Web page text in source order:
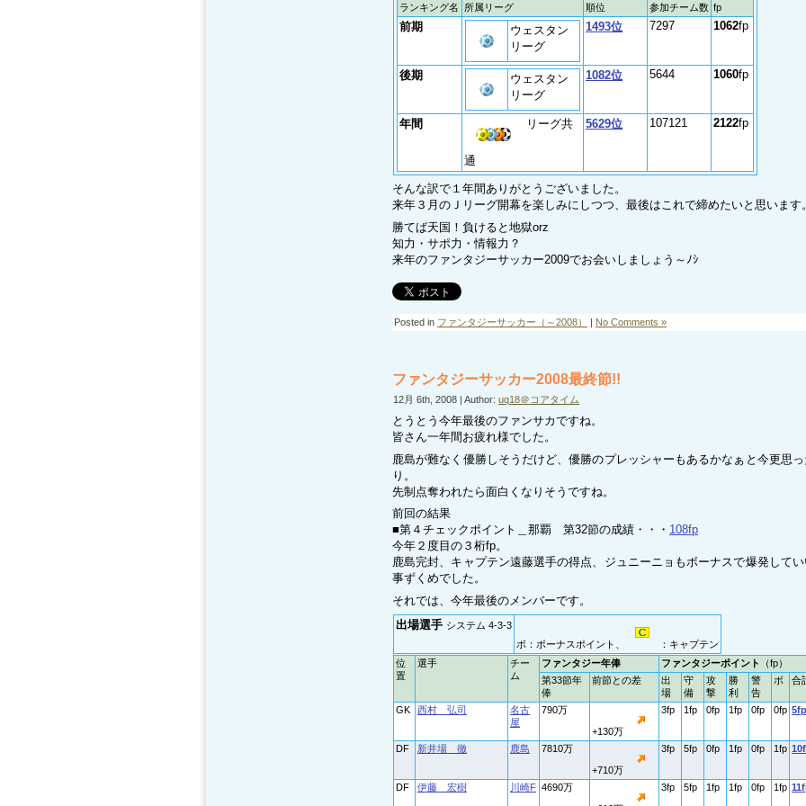
ランキング名 所属リーグ 順位 参加チーム数 fp
前期
ウェスタン
リーグ
1493位 7297 1062fp
後期
ウェスタン
リーグ
1082位 5644 1060fp
年間 リーグ共
通
5629位 107121 2122fp
そんな訳で１年間ありがとうございました。
来年３月のＪリーグ開幕を楽しみにしつつ、最後はこれで締めたいと思います
勝てば天国！負けると地獄orz
知力・サポ力・情報力？
来年のファンタジーサッカー2009でお会いしましょう～ﾉｼ
Posted in ファンタジーサッカー（～2008） No Comments »
ファンタジーサッカー2008最終節!!
12月 6th, 2008 | Author: uq18＠コアタイム
とうとう今年最後のファンサカですね。
皆さん一年間お疲れ様でした。
鹿島が難なく優勝しそうだけど、優勝のプレッシャーもあるかなぁと今更思
り。
先制点奪われたら面白くなりそうですね。
前回の結果
■第４チェックポイント＿那覇 第32節の成績・・・ 108fp
今年２度目の３桁fp。
鹿島完封、キャプテン遠藤選手の得点、ジュニーニョもボーナスで爆発して
事ずくめでした。
それでは、今年最後のメンバーです。
出場選手 システム 4-3-3
ボ：ボーナスポイント、
：キャプテン
位
置
選手
チー
ム
ファンタジー年俸 ファンタジーポイント
（fp）
第33節年
俸
前節との差
出
場
守
備
攻
撃
勝
利
警
告
ボ 合
GK 西村 弘司
名古
屋
790万
+130万
3fp 1fp 0fp 1fp 0fp 0fp 5fp
DF 新井場 徹 鹿島
7810万
+710万
3fp 5fp 0fp 1fp 0fp 1fp
DF 伊藤 宏樹 川崎F 4690万
3fp 5fp 1fp 1fp 0fp 1fp